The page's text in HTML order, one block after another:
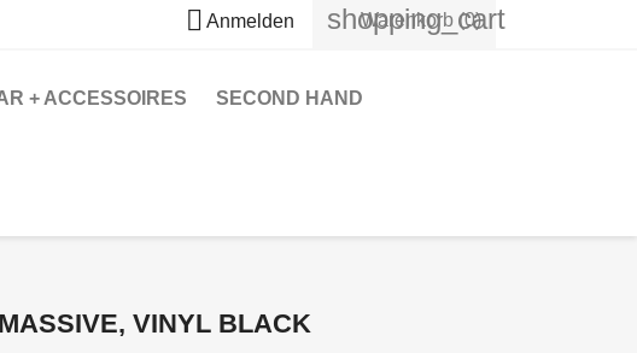
 Anmelden shopping_cart
Warenkorb (0)
+ ACCESSOIRES SECOND HAND
VINYL BLACK